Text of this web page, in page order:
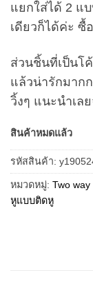
แยกใส่ได้ 2 แ
เดียวก็ได้ค่ะ ซื้
ส่วนชิ้นที่เป็นโ
แล้วน่ารักมาก
วิ้งๆ แนะนำเล
สินค้าหมดแล้ว
รหัสสินค้า:
หมวดหมู่: Two way
หูแบบติดหู